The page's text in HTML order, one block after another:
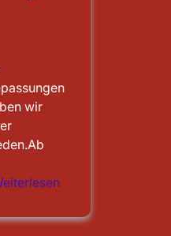
wir
Internetseite